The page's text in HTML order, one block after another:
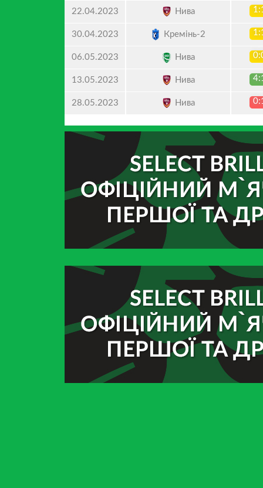
22.04.2023 Нива
30.04.2023 Кремінь-2
06.05.2023 Нива
13.05.2023 Нива
28.05.2023 Нива